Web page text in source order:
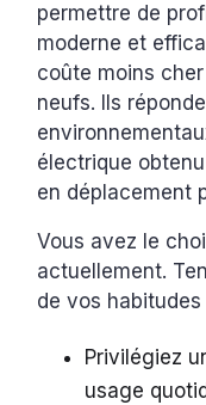
permettre de
moderne et
coûte moins
neufs. Ils
électrique
en déplacement
Vous avez le
actuellement.
de vos habitudes
Privilégiez
usage